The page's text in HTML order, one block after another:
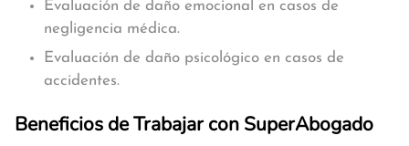
Evaluación de daño emocional en casos de
negligencia médica.
Evaluación de daño psicológico en casos de
accidentes.
Beneficios de Trabajar con SuperAbogado